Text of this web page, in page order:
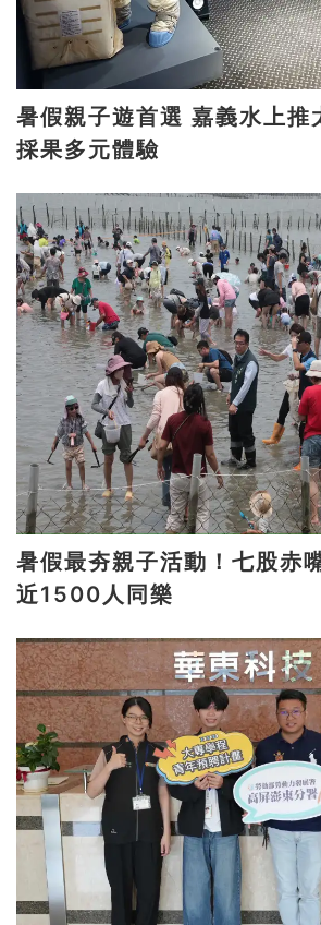
暑假親子遊首選 嘉義水上推
採果多元體驗
暑假最夯親子活動！七股赤
近1500人同樂